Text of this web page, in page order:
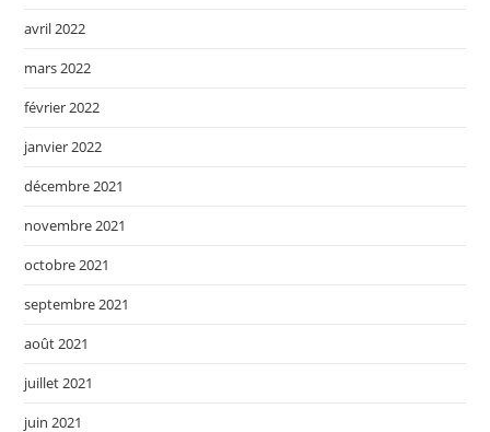
avril 2022
mars 2022
février 2022
janvier 2022
décembre 2021
novembre 2021
octobre 2021
septembre 2021
août 2021
juillet 2021
juin 2021